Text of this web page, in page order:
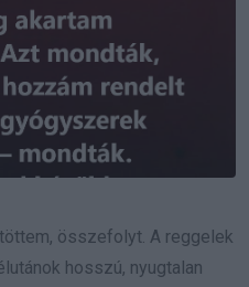
összefolyt. A reggelek
hosszú, nyugtalan